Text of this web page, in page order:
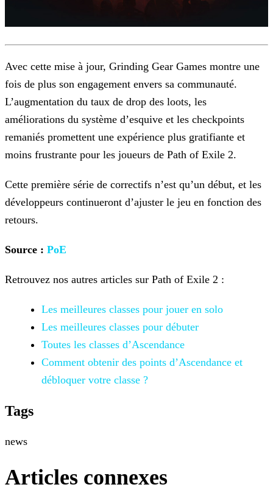
Avec cette mise à jour, Grinding Gear Games montre une
fois de plus son engagement envers sa communauté.
L’augmentation du taux de drop des loots, les
améliorations du système d’esquive et les checkpoints
remaniés promettent une expérience plus gratifiante et
moins frustrante pour les joueurs de Path of Exile 2.
Cette première série de correctifs n’est qu’un début, et les
développeurs continueront d’ajuster le jeu en fonction des
retours.
Source : PoE
Retrouvez nos autres articles sur Path of Exile 2 :
Les meilleures classes pour jouer en solo
Les meilleures classes pour débuter
Toutes les classes d’Ascendance
Comment obtenir des points d’Ascendance et
débloquer votre classe ?
Tags
news
Articles connexes